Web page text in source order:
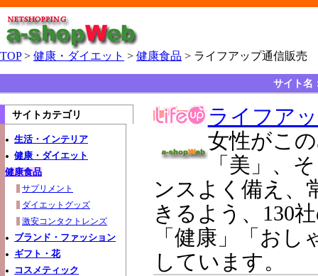
TOP> 健康・ダイエット > 健康食品 > ライフアップ通信販売
サイト名
サイトカテゴリ
生活・インテリア
健康・ダイエット
健康食品
サプリメント
ダイエットグッズ
激安コンタクトレンズ
ブランド・ファッション
ギフト・花
コスメティック
ライフア
女性がこ
「美」、
ンスよく備え、
きるよう、130
「健康」「お
しています。